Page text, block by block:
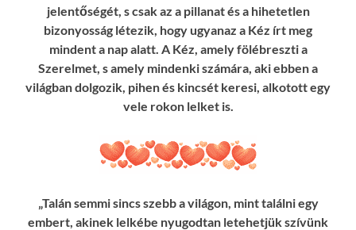
jelentőségét, s csak az a pillanat és a hihetetlen
bizonyosság létezik, hogy ugyanaz a Kéz írt meg
mindent a nap alatt. A Kéz, amely fölébreszti a
Szerelmet, s amely mindenki számára, aki ebben a
világban dolgozik, pihen és kincsét keresi, alkotott egy
vele rokon lelket is.
„Talán semmi sincs szebb a világon, mint találni egy
embert, akinek lelkébe nyugodtan letehetjük szívünk